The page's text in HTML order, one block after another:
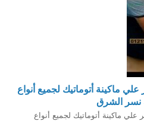
ماكينة أتوماتيك لجميع أنواع
ماكينة أتوماتيك لجميع أنواع